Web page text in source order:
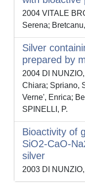
2004 VITALE
Serena;
Silver
prepared by
2004 DI
Chiara; Spriano,
Verne', Enrica;
SPINELLI, P.
Bioactivity of
SiO2-CaO-
silver
2003 DI